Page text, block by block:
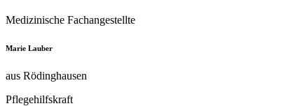
Medizinische Fachangestellte
Marie Lauber
aus Rödinghausen
Pflegehilfskraft